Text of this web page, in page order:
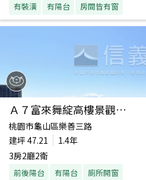
有裝潢 有陽台 房間皆有窗
Ａ７富來舞綻高樓景觀三房
桃園市龜山區樂善三路
建坪 47.21
1.4年
3房2廳2衛
前後陽台 有陽台 廁所開窗